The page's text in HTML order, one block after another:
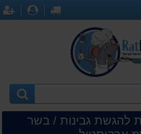
לקופה
להגשת גבינות / בשר